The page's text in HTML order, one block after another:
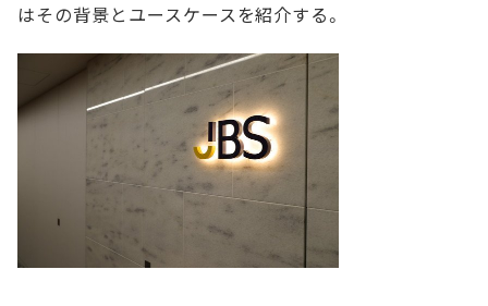
はその背景とユースケースを紹介する。